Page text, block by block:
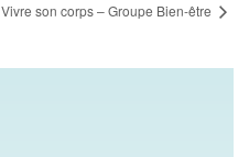
Vivre son corps – Groupe Bien-être